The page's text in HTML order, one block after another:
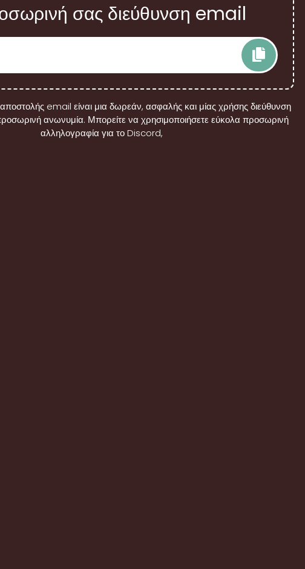
σας διεύθυνση email
email είναι μια δωρεάν, ασφαλής και μίας χρήσης διεύθυνση
ανωνυμία. Μπορείτε να χρησιμοποιήσετε εύκολα προσωρινή
αλληλογραφία για το Discord,